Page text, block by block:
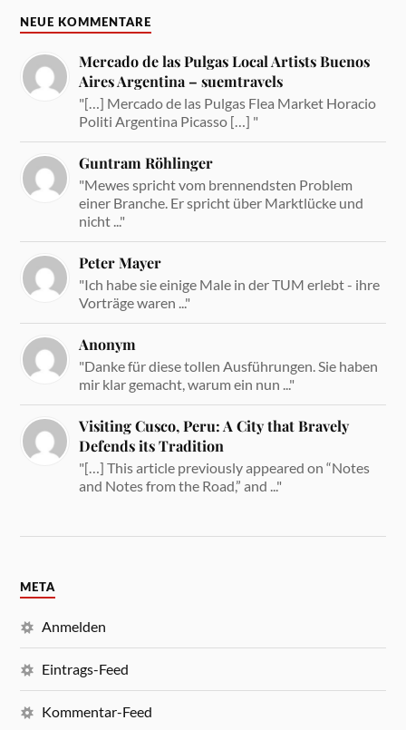
NEUE KOMMENTARE
Mercado de las Pulgas Local Artists Buenos
Aires Argentina – suemtravels
"[…] Mercado de las Pulgas Flea Market Horacio
Politi Argentina Picasso […] "
Guntram Röhlinger
"Mewes spricht vom brennendsten Problem
einer Branche. Er spricht über Marktlücke und
nicht ..."
Peter Mayer
"Ich habe sie einige Male in der TUM erlebt - ihre
Vorträge waren ..."
Anonym
"Danke für diese tollen Ausführungen. Sie haben
mir klar gemacht, warum ein nun ..."
Visiting Cusco, Peru: A City that Bravely
Defends its Tradition
"[…] This article previously appeared on “Notes
and Notes from the Road,” and ..."
META
Anmelden
Eintrags-Feed
Kommentar-Feed